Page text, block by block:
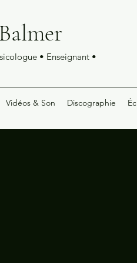
• Enseignant •
Vidéos & Son Discographie